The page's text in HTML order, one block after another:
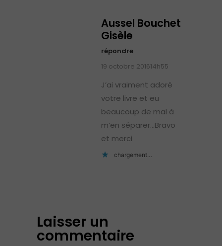
Aussel Bouchet
Gisèle
répondre
19 octobre 201614h55
J’ai vraiment adoré
votre livre et eu
beaucoup de mal à
m’en séparer…Bravo
et merci
chargement…
Laisser un
commentaire